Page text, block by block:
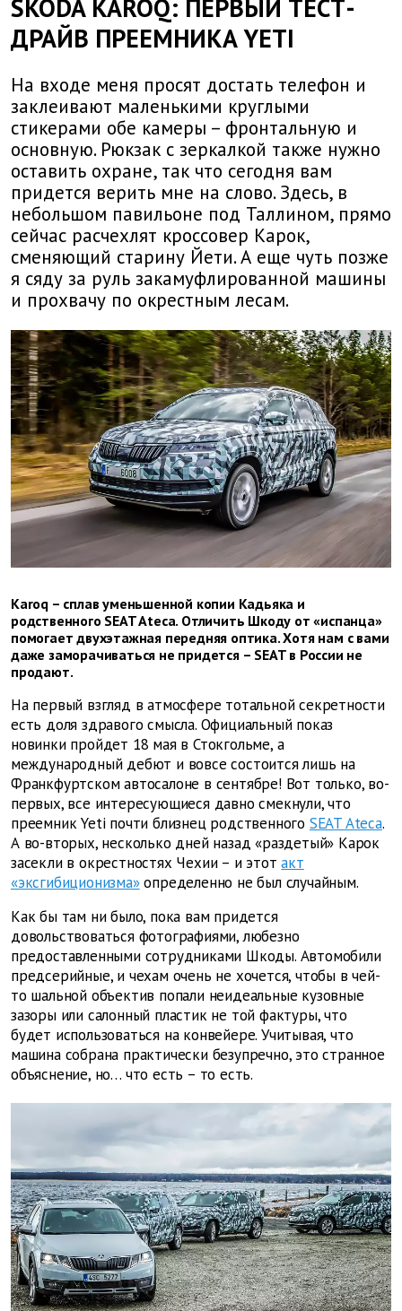
SKODA KAROQ: ПЕРВЫЙ ТЕСТ-
ДРАЙВ ПРЕЕМНИКА YETI
На входе меня просят достать телефон и
заклеивают маленькими круглыми
стикерами обе камеры – фронтальную и
основную. Рюкзак с зеркалкой также нужно
оставить охране, так что сегодня вам
придется верить мне на слово. Здесь, в
небольшом павильоне под Таллином, прямо
сейчас расчехлят кроссовер Карок,
сменяющий старину Йети. А еще чуть позже
я сяду за руль закамуфлированной машины
и прохвачу по окрестным лесам.
Karoq – сплав уменьшенной копии Кадьяка и
родственного SEAT Ateca. Отличить Шкоду от «испанца»
помогает двухэтажная передняя оптика. Хотя нам с вами
даже заморачиваться не придется – SEAT в России не
продают.
На первый взгляд в атмосфере тотальной секретности
есть доля здравого смысла. Официальный показ
новинки пройдет 18 мая в Стокгольме, а
международный дебют и вовсе состоится лишь на
Франкфуртском автосалоне в сентябре! Вот только, во-
первых, все интересующиеся давно смекнули, что
преемник Yeti почти близнец родственного SEAT Ateca.
А во-вторых, несколько дней назад «раздетый» Карок
засекли в окрестностях Чехии – и этот акт
«эксгибиционизма»определенно не был случайным.
Как бы там ни было, пока вам придется
довольствоваться фотографиями, любезно
предоставленными сотрудниками Шкоды. Автомобили
предсерийные, и чехам очень не хочется, чтобы в чей-
то шальной объектив попали неидеальные кузовные
зазоры или салонный пластик не той фактуры, что
будет использоваться на конвейере. Учитывая, что
машина собрана практически безупречно, это странное
объяснение, но… что есть – то есть.